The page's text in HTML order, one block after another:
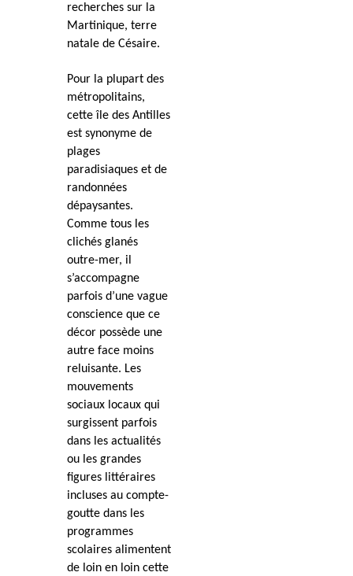
recherches sur la
Martinique, terre
natale de Césaire.
Pour la plupart des
métropolitains,
cette île des Antilles
est synonyme de
plages
paradisiaques et de
randonnées
dépaysantes.
Comme tous les
clichés glanés
outre-mer, il
s’accompagne
parfois d’une vague
conscience que ce
décor possède une
autre face moins
reluisante. Les
mouvements
sociaux locaux qui
surgissent parfois
dans les actualités
ou les grandes
figures littéraires
incluses au compte-
goutte dans les
programmes
scolaires alimentent
de loin en loin cette